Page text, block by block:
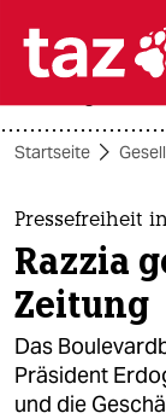
themen
politik
öko
gesellschaft
Startseite
Pressefreiheit
Razzia
Zeitung
Das
Präsident
und die